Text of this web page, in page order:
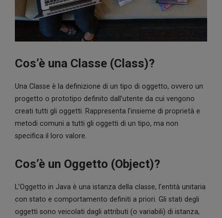
Cos’è una Classe (Class)?
Una Classe è la definizione di un tipo di oggetto, ovvero un
progetto o prototipo definito dall’utente da cui vengono
creati tutti gli oggetti. Rappresenta l’insieme di proprietà e
metodi comuni a tutti gli oggetti di un tipo, ma non
specifica il loro valore.
Cos’è un Oggetto (Object)?
L’Oggetto in Java è una istanza della classe, l’entità unitaria
con stato e comportamento definiti a priori. Gli stati degli
oggetti sono veicolati dagli attributi (o variabili) di istanza,